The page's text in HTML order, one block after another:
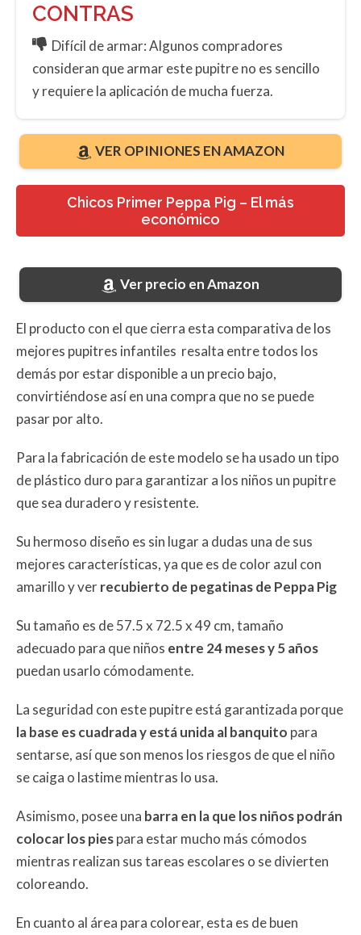
CONTRAS
Difícil de armar: Algunos compradores
consideran que armar este pupitre no es sencillo
y requiere la aplicación de mucha fuerza.
VER OPINIONES EN AMAZON
Chicos Primer Peppa Pig – El más
económico
Ver precio en Amazon
El producto con el que cierra esta comparativa de los
mejores pupitres infantiles resalta entre todos los
demás por estar disponible a un precio bajo,
convirtiéndose así en una compra que no se puede
pasar por alto.
Para la fabricación de este modelo se ha usado un tipo
de plástico duro para garantizar a los niños un pupitre
que sea duradero y resistente.
Su hermoso diseño es sin lugar a dudas una de sus
mejores características, ya que es de color azul con
amarillo y verrecubierto de pegatinas de Peppa Pig
Su tamaño es de 57.5 x 72.5 x 49 cm, tamaño
adecuado para que niños entre 24 meses y 5 años
puedan usarlo cómodamente.
La seguridad con este pupitre está garantizada porque
la base es cuadrada y está unida al banquito para
sentarse, así que son menos los riesgos de que el niño
se caiga o lastime mientras lo usa.
Asimismo, posee una barra en la que los niños podrán
colocar los piespara estar mucho más cómodos
mientras realizan sus tareas escolares o se divierten
coloreando.
En cuanto al área para colorear, esta es de buen